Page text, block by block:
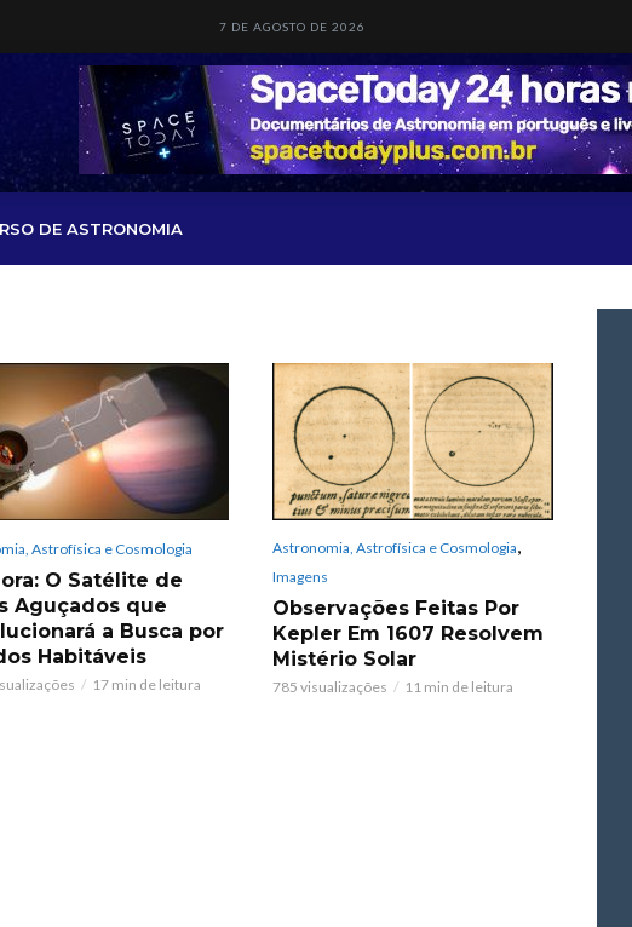
7 DE AGOSTO DE 2026
DE ASTRONOMIA
Astrofísica e Cosmologia
O Satélite de
Aguçados que
a Busca por
Habitáveis
17 min de leitura
Astronomia, Astrofísica e Cosmologia,
Imagens
Observações Feitas Por
Kepler Em 1607 Resolvem
Mistério Solar
785 visualizações 11 min de leitura